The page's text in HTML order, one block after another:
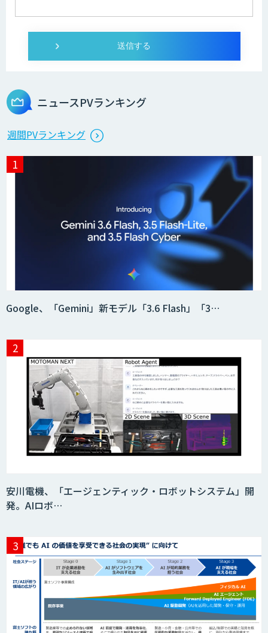
ニュースPVランキング
週間PVランキング
Google、「Gemini」新モデル「3.6 Flash」「3…
安川電機、「エージェンティック・ロボットシステム」開
発。AIロボ…